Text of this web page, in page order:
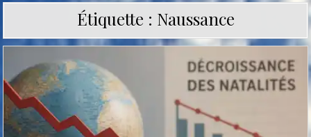
Étiquette : Naussance
Posted